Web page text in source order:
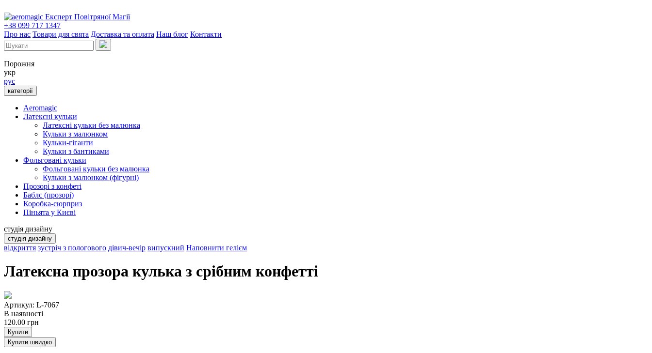
Експерт Повітряної Магії
+38 099 717 1347
Про нас Товари для свята Доставка та оплата Наш блог Контакти
Порожня
укр
рус
категорії
Aeromagic
Латексні кульки
Латексні кульки без малюнка
Кульки з малюнком
Кульки-гіганти
Кульки з бантиками
Фольговані кульки
Фольговані кульки без малюнка
Кульки з малюнком (фігурні)
Прозорі з конфеті
Баблс (прозорі)
Коробка-сюрприз
Піньята у Києві
студія дизайну
студія дизайну
відкриття зустріч з пологового дівич-вечір випускний Наповнити гелієм
Латексна прозора кулька з срібним конфетті
Артикул: L-7067
В наявності
120.00 грн
Купити
Купити швидко